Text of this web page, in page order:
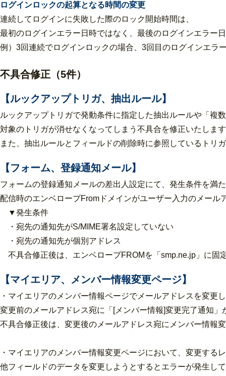
ログインロックの起算となる時間の変更
連続してログインに失敗した際のロック開始時間は、
最初のログインエラー日時ではなく、最後のログインエラー
例）3回連続でログインロックの場合、3回目のログインエラ
不具合修正（5件）
【ルックアップトリガ、抽出ルール】
ルックアップトリガで発動条件に指定した抽出ルールや「複
対象のトリガが消せなくなってしまう不具合を修正いたしま
また、抽出ルールとフィールドの削除時に参照しているトリ
【フォーム、登録通知メール】
フォームの登録通知メールの差出人設定にて、発生条件を満
配信時のエンベロープFromドメインがユーザー入力のメール
▼発生条件
・宛先の通知先がS/MIME署名設定していない
・宛先の通知先が個別アドレス
不具合修正後は、エンベロープFROMを「smp.ne.jp」に固
【マイエリア、メンバー情報変更ページ】
・マイエリアのメンバー情報ページでメールアドレスを変更
変更前のメールアドレス宛に「[メンバー情報]変更完了通知
不具合修正後は、変更後のメールアドレス宛にメンバー情報
・マイエリアのメンバー情報変更ページにおいて、変更す
他フィールドのデータを変更しようとするとエラーが発生し